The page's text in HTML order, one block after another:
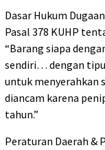
Dasar Hukum
Pasal 378 KUHP
“Barang siapa
sendiri… dengan
untuk menyerahkan
diancam karena
tahun.”
Peraturan Daerah &